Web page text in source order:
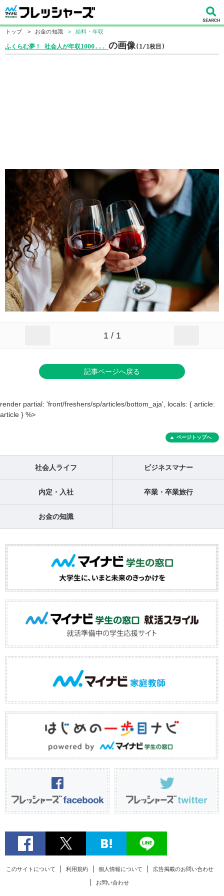
トップ > お金の知識 > 給料・年収
ふくらむ夢！ 社会人が年収1000... の画像(1/1枚目)
1 / 1
記事ページへ戻る
render partial: 'front/freshers/sp/articles/bottom_aja', locals: { article:
article } %>
ページトップへ
社会人ライフ ビジネスマナー
内定・入社 卒業・卒業旅行
お金の知識
このサイトについて 利用規約 個人情報について 広告掲載のお問い合わせ
お問い合わせ